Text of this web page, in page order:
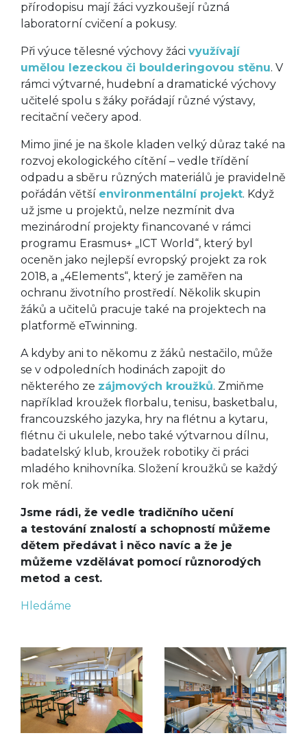
přírodopisu mají žáci vyzkoušejí různá
laboratorní cvičení a pokusy.
Při výuce tělesné výchovy žáci využívají
umělou lezeckou či boulderingovou stěnu. V
rámci výtvarné, hudební a dramatické výchovy
učitelé spolu s žáky pořádají různé výstavy,
recitační večery apod.
Mimo jiné je na škole kladen velký důraz také na
rozvoj ekologického cítění – vedle třídění
odpadu a sběru různých materiálů je pravidelně
pořádán větší environmentální projekt. Když
už jsme u projektů, nelze nezmínit dva
mezinárodní projekty financované v rámci
programu Erasmus+ „ICT World“, který byl
oceněn jako nejlepší evropský projekt za rok
2018, a „4Elements“, který je zaměřen na
ochranu životního prostředí. Několik skupin
žáků a učitelů pracuje také na projektech na
platformě eTwinning.
A kdyby ani to někomu z žáků nestačilo, může
se v odpoledních hodinách zapojit do
některého ze zájmových kroužků. Zmiňme
například kroužek florbalu, tenisu, basketbalu,
francouzského jazyka, hry na flétnu a kytaru,
flétnu či ukulele, nebo také výtvarnou dílnu,
badatelský klub, kroužek robotiky či práci
mladého knihovníka. Složení kroužků se každý
rok mění.
Jsme rádi, že vedle tradičního učení
a testování znalostí a schopností můžeme
dětem předávat i něco navíc a že je
můžeme vzdělávat pomocí různorodých
metod a cest.
Hledáme